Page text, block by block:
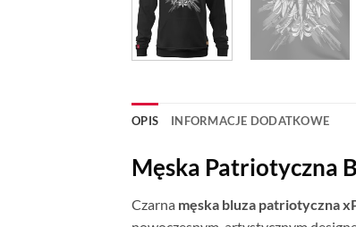
OPIS INFORMACJE DODATKOWE
Męska Patriotyczna
Czarna męska bluza patriotyczna